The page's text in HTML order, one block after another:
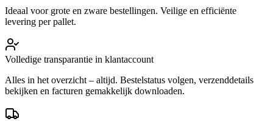
Ideaal voor grote en zware bestellingen. Veilige en efficiënte
levering per pallet.
Volledige transparantie in klantaccount
Alles in het overzicht – altijd. Bestelstatus volgen, verzenddetails
bekijken en facturen gemakkelijk downloaden.